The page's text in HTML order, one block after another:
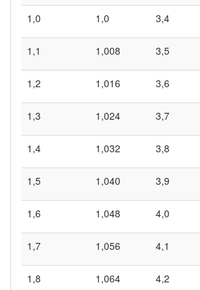
1,0 1,0 3,4
1,1 1,008 3,5
1,2 1,016 3,6
1,3 1,024 3,7
1,4 1,032 3,8
1,5 1,040 3,9
1,6 1,048 4,0
1,7 1,056 4,1
1,8 1,064 4,2